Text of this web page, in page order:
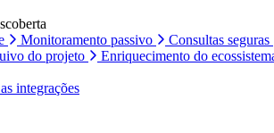
Monitoramento passivo
Consultas seguras
do projeto
Enriquecimento do
integrações